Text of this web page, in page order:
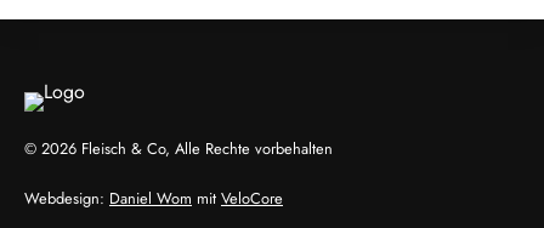
© 2026 Fleisch & Co, Alle Rechte vorbehalten
Webdesign: Daniel Wom mit VeloCore